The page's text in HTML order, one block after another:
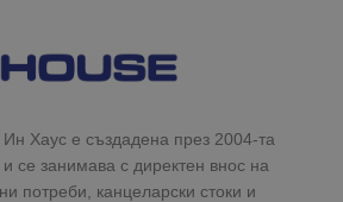
Хаус е създадена през 2004-та
и се занимава с директен внос на
потреби, канцеларски стоки и